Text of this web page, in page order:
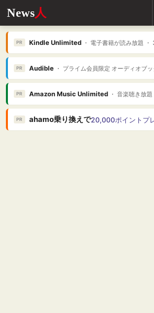
News人
PR Kindle Unlimited・ 電子書籍が読み放題 ・
PR Audible・ プライム会員限定 オーディオブック
PR Amazon Music Unlimited・ 音楽聴き放題
PR ahamo乗り換えで20,000ポイントプ